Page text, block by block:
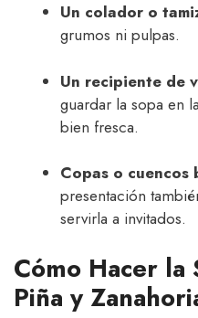
Un colador o
grumos ni pulpas.
Un recipiente de
guardar la sopa en
bien fresca.
Copas o cuencos
presentación
servirla a invitados.
Cómo Hacer la
Piña y